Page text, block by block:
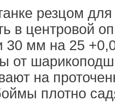
резцом
в центровой
30 мм на 25
от
на
плотно